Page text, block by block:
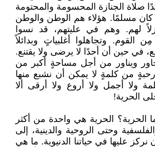
صلاة الجنازة المحسومة والمحتومة
كان مسلمًا. هؤلاء هم الوطن والوطن
لهم. وهم في عليتهم، قد نسوا
القوم. وتجاهلوا أغلبياتٍ وبدائلاً
في حين أن أحدًا لا يرضى ولا يقتنع.
ويناور من أجل مساحةٍ أكبر من
من كلمةٍ لا يمكن أن نشبع منها
ولا أجمل ولا أروع ولا أرقى ألا
الحرية!
الحرية؟ الحرية هي واحدة من أكثر
وحتى الروحية والدينية، إلى
عليها في حياتنا الدنيوية. ما هي